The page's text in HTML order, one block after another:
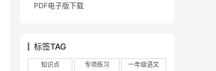
PDF电子版下载
标签TAG
知识点 专项练习
一年级语文